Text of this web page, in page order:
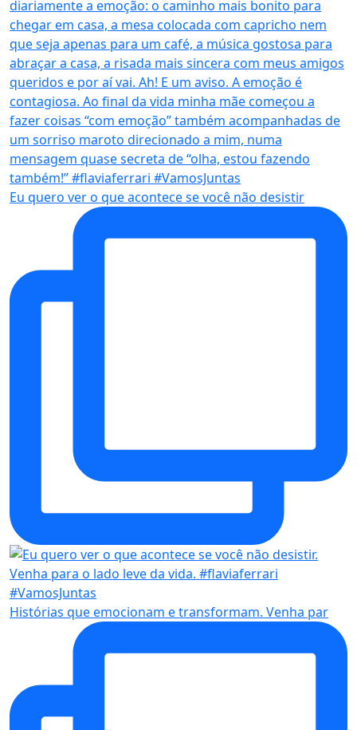
Eu quero ver o que acontece se você não desistir
Histórias que emocionam e transformam. Venha par